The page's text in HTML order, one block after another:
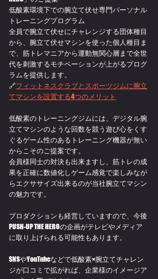
低酸素環境下での腕立て伏せ専門パーソナル
トレーニングプログラム
全員で腕立て伏せにチャレンジする団体種目
から、腕立て伏せマシンを使った個人種目ま
で、筋トレマニアから運動無関心層まで全世
代を刺激するモチベーションが上がるプログ
ラムを提供します。
🔗フィットネスクラブとスポーツジムに腕立
てマシンを設置する4つのメリット
低酸素のトレーニングジムには、デジタル腕
立てマシンのような回数を競う遊び心をくす
ぐるゲーム性のあるトレーニング機器が無い
からこそのご提案です。
会員様同士の対決も出来ますし、筋トレの成
果を正確に数値化しゲーム感覚で楽しみなが
らエクササイズ出来るのが当社腕立てマシン
の魅力です。
プロダクションも経営していますので、今後
PUSH-UP THE HEROの企画がテレビやメディア
に取り上げられる可能性もあります。
SNSやYouTubeなどで低酸素×腕立てチャレン
ジが口コミで拡がれば、企業様のイメージア